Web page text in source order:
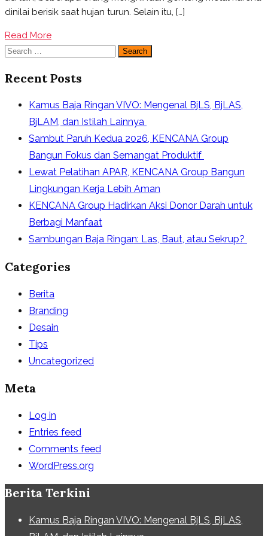
Faktanya
dinilai berisik saat hujan turun. Selain itu, […]
Read More
Search
Recent Posts
Kamus Baja Ringan VIVO: Mengenal BjLS, BjLAS,
BjLAM, dan Istilah Lainnya
Sambut Paruh Kedua 2026, KENCANA Group
Bangun Fokus dan Semangat Produktif
Lewat Pelatihan APAR, KENCANA Group Bangun
Lingkungan Kerja Lebih Aman
KENCANA Group Hadirkan Aksi Donor Darah untuk
Berbagi Manfaat
Sambungan Baja Ringan: Las, Baut, atau Sekrup?
Categories
Berita
Branding
Desain
Tips
Uncategorized
Meta
Log in
Entries feed
Comments feed
WordPress.org
Berita Terkini
Kamus Baja Ringan VIVO: Mengenal BjLS, BjLAS,